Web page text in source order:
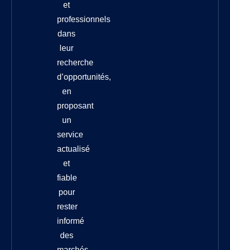
et
professionnels
dans
leur
recherche
d’opportunités,
en
proposant
un
service
actualisé
et
fiable
pour
rester
informé
des